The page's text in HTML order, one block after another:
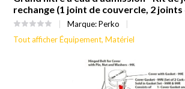
rechange (1 joint de couvercle, 2
Marque:Perko
Tout afficher Équipement, Matériel